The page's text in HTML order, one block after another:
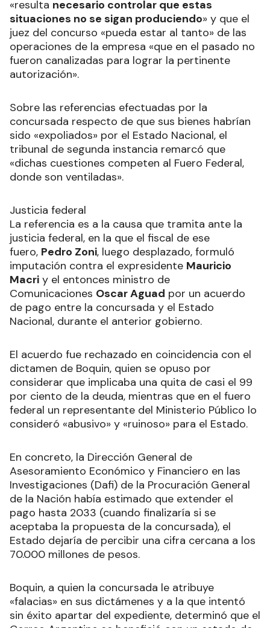
«resulta necesario controlar que estas
situaciones no se sigan produciendo» y que el
juez del concurso «pueda estar al tanto» de las
operaciones de la empresa «que en el pasado no
fueron canalizadas para lograr la pertinente
autorización».
Sobre las referencias efectuadas por la
concursada respecto de que sus bienes habrían
sido «expoliados» por el Estado Nacional, el
tribunal de segunda instancia remarcó que
«dichas cuestiones competen al Fuero Federal,
donde son ventiladas».
Justicia federal
La referencia es a la causa que tramita ante la
justicia federal, en la que el fiscal de ese
fuero, Pedro Zoni, luego desplazado, formuló
imputación contra el expresidente Mauricio
Macri y el entonces ministro de
Comunicaciones Oscar Aguad por un acuerdo
de pago entre la concursada y el Estado
Nacional, durante el anterior gobierno.
El acuerdo fue rechazado en coincidencia con el
dictamen de Boquin, quien se opuso por
considerar que implicaba una quita de casi el 99
por ciento de la deuda, mientras que en el fuero
federal un representante del Ministerio Público lo
consideró «abusivo» y «ruinoso» para el Estado.
En concreto, la Dirección General de
Asesoramiento Económico y Financiero en las
Investigaciones (Dafi) de la Procuración General
de la Nación había estimado que extender el
pago hasta 2033 (cuando finalizaría si se
aceptaba la propuesta de la concursada), el
Estado dejaría de percibir una cifra cercana a los
70.000 millones de pesos.
Boquin, a quien la concursada le atribuye
«falacias» en sus dictámenes y a la que intentó
sin éxito apartar del expediente, determinó que el